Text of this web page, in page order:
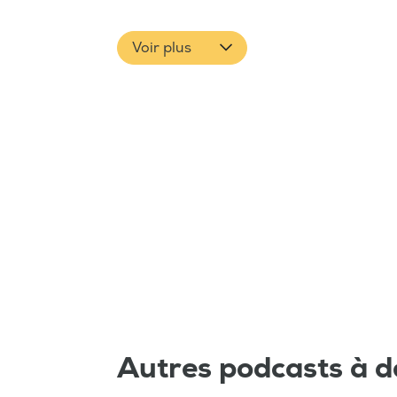
Voir plus
Autres podcasts à